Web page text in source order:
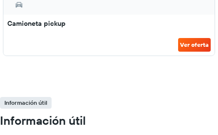
Camioneta pickup
Ver oferta
Información útil
Información útil